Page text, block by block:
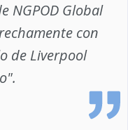
NGPOD Global
con
de Liverpool